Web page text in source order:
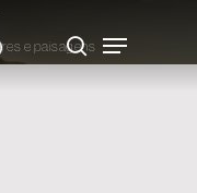
search
Menu
e paisagens